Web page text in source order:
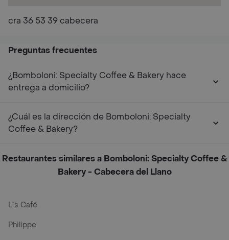
cra 36 53 39 cabecera
Preguntas frecuentes
¿Bomboloni: Specialty Coffee & Bakery hace
entrega a domicilio?
¿Cuál es la dirección de Bomboloni: Specialty
Coffee & Bakery?
Restaurantes similares a Bomboloni: Specialty Coffee &
Bakery - Cabecera del Llano
L´s Café
Philippe